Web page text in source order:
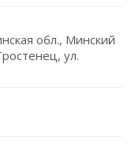
обл., Минский
ул.